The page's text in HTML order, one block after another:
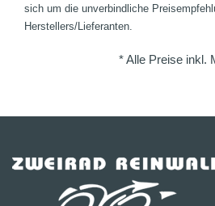
sich um die unverbindliche
Herstellers/Lieferanten.
* Alle Preise inkl.